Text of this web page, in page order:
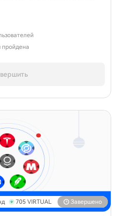
пройдена
705 VIRTUAL Завершено